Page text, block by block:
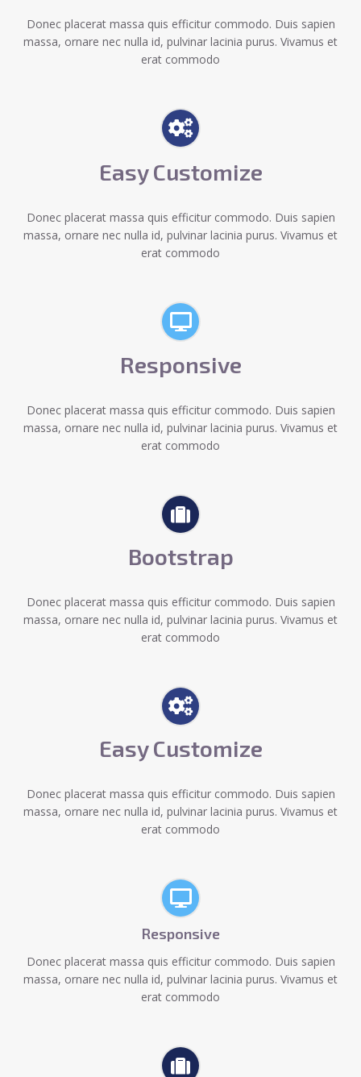
Donec placerat massa quis efficitur commodo. Duis sapien
massa, ornare nec nulla id, pulvinar lacinia purus. Vivamus et
erat commodo
Easy Customize
Donec placerat massa quis efficitur commodo. Duis sapien
massa, ornare nec nulla id, pulvinar lacinia purus. Vivamus et
erat commodo
Responsive
Donec placerat massa quis efficitur commodo. Duis sapien
massa, ornare nec nulla id, pulvinar lacinia purus. Vivamus et
erat commodo
Bootstrap
Donec placerat massa quis efficitur commodo. Duis sapien
massa, ornare nec nulla id, pulvinar lacinia purus. Vivamus et
erat commodo
Easy Customize
Donec placerat massa quis efficitur commodo. Duis sapien
massa, ornare nec nulla id, pulvinar lacinia purus. Vivamus et
erat commodo
Responsive
Donec placerat massa quis efficitur commodo. Duis sapien
massa, ornare nec nulla id, pulvinar lacinia purus. Vivamus et
erat commodo